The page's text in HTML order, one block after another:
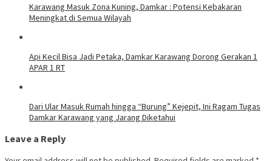
Karawang Masuk Zona Kuning, Damkar : Potensi Kebakaran
Meningkat di Semua Wilayah
Api Kecil Bisa Jadi Petaka, Damkar Karawang Dorong Gerakan 1
APAR 1 RT
Dari Ular Masuk Rumah hingga “Burung” Kejepit, Ini Ragam Tugas
Damkar Karawang yang Jarang Diketahui
Leave a Reply